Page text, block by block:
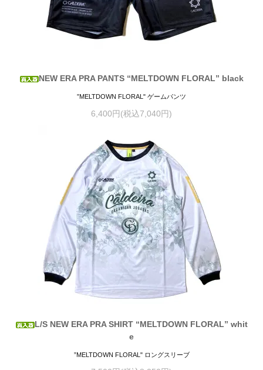
NEW ERA PRA PANTS “MELTDOWN FLORAL” black
”MELTDOWN FLORAL" ゲームパンツ
6,400円(税込7,040円)
L/S NEW ERA PRA SHIRT “MELTDOWN FLORAL” whit
e
”MELTDOWN FLORAL" ロングスリーブ